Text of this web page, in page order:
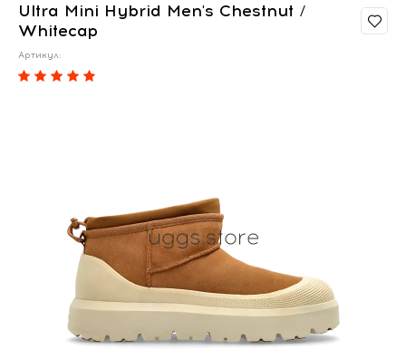
Ultra Mini Hybrid Men's Chestnut /
Whitecap
Артикул: